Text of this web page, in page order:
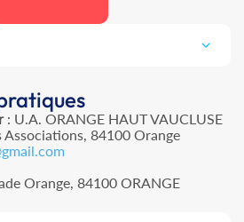
: U.A. ORANGE HAUT VAUCLUSE
84100 Orange
Orange, 84100 ORANGE